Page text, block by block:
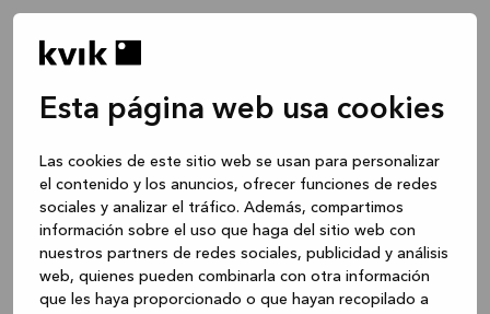
Esta página web usa cookies
Las cookies de este sitio web se usan para personalizar
el contenido y los anuncios, ofrecer funciones de redes
sociales y analizar el tráfico. Además, compartimos
información sobre el uso que haga del sitio web con
nuestros partners de redes sociales, publicidad y análisis
web, quienes pueden combinarla con otra información
que les haya proporcionado o que hayan recopilado a